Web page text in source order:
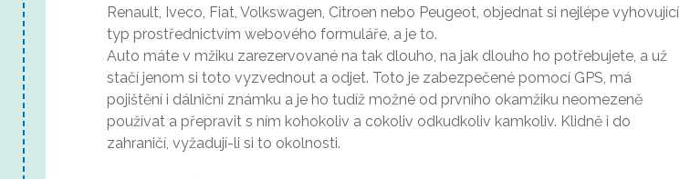
Renault, Iveco, Fiat, Volkswagen, Citroen nebo Peugeot, objednat si nejlépe vyhovující
typ prostřednictvím webového formuláře, a je to.
Auto máte v mžiku zarezervované na tak dlouho, na jak dlouho ho potřebujete, a už
stačí jenom si toto vyzvednout a odjet. Toto je zabezpečené pomocí GPS, má
pojištění i dálniční známku a je ho tudíž možné od prvního okamžiku neomezeně
používat a přepravit s ním kohokoliv a cokoliv odkudkoliv kamkoliv. Klidně i do
zahraničí, vyžadují-li si to okolnosti.